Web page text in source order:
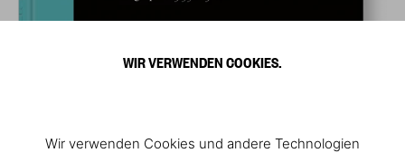
WIR VERWENDEN COOKIES.
Wir verwenden Cookies und andere Technologien